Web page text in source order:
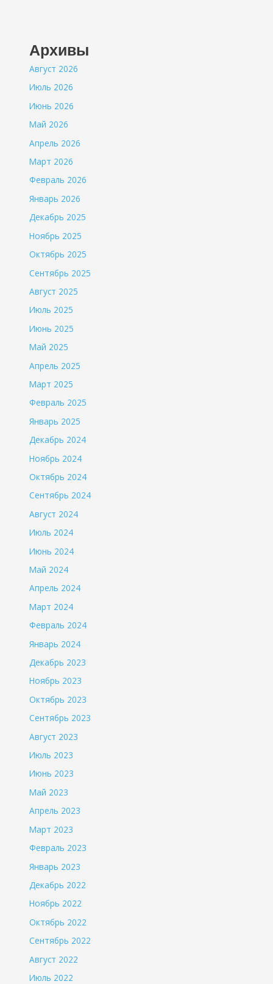
Архивы
Август 2026
Июль 2026
Июнь 2026
Май 2026
Апрель 2026
Март 2026
Февраль 2026
Январь 2026
Декабрь 2025
Ноябрь 2025
Октябрь 2025
Сентябрь 2025
Август 2025
Июль 2025
Июнь 2025
Май 2025
Апрель 2025
Март 2025
Февраль 2025
Январь 2025
Декабрь 2024
Ноябрь 2024
Октябрь 2024
Сентябрь 2024
Август 2024
Июль 2024
Июнь 2024
Май 2024
Апрель 2024
Март 2024
Февраль 2024
Январь 2024
Декабрь 2023
Ноябрь 2023
Октябрь 2023
Сентябрь 2023
Август 2023
Июль 2023
Июнь 2023
Май 2023
Апрель 2023
Март 2023
Февраль 2023
Январь 2023
Декабрь 2022
Ноябрь 2022
Октябрь 2022
Сентябрь 2022
Август 2022
Июль 2022